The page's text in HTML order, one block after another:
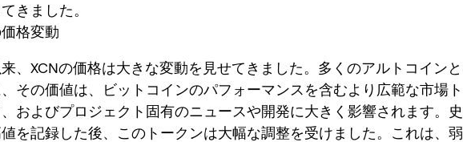
きました。
格変動
、XCNの価格は大きな変動を見せてきました。多くのアルトコインと
その価値は、ビットコインのパフォーマンスを含むより広範な市場ト
およびプロジェクト固有のニュースや開発に大きく影響されます。史
値を記録した後、このトークンは大幅な調整を受けました。これは、弱